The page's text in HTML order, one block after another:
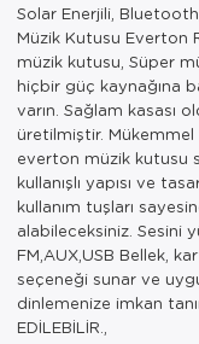
Solar Enerjili,
Müzik Kutusu Everton
müzik kutusu, Süper
hiçbir güç kaynağına
varın. Sağlam kasası
üretilmiştir. Mükemmel
everton müzik kutusu
kullanışlı yapısı ve
kullanım tuşları
alabileceksiniz. Sesini
FM,AUX,USB Bellek,
seçeneği sunar ve
dinlemenize imkan
EDİLEBİLİR.,